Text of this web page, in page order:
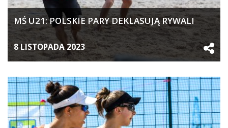
MŚ U21: POLSKIE PARY DEKLASUJĄ RYWALI
8 LISTOPADA 2023